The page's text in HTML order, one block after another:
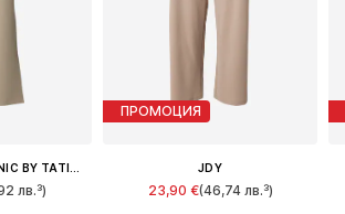
лв.³)
ПРОМОЦИЯ
JDY
23,90 €(46,74 лв.³)